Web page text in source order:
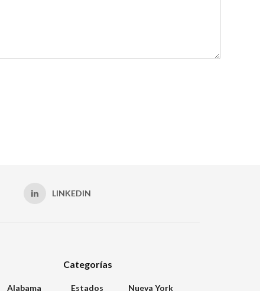
LINKEDIN
Categorías
Alabama
Estados
Nueva York